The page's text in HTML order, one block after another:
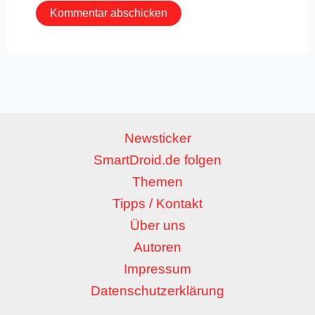
Newsticker
SmartDroid.de folgen
Themen
Tipps / Kontakt
Über uns
Autoren
Impressum
Datenschutzerklärung